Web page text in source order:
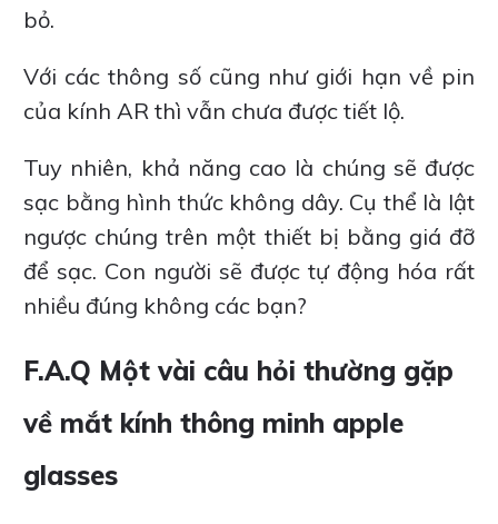
bỏ.
Với các thông số cũng như giới hạn về pin
của kính AR thì vẫn chưa được tiết lộ.
Tuy nhiên, khả năng cao là chúng sẽ được
sạc bằng hình thức không dây. Cụ thể là lật
ngược chúng trên một thiết bị bằng giá đỡ
để sạc. Con người sẽ được tự động hóa rất
nhiều đúng không các bạn?
F.A.Q Một vài câu hỏi thường gặp
về mắt kính thông minh apple
glasses